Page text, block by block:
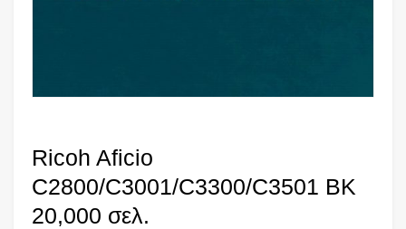
Ricoh Aficio
C2800/C3001/C3300/C3501 BK
20,000 σελ.